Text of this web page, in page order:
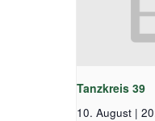
Tanzkreis 39
10. August |